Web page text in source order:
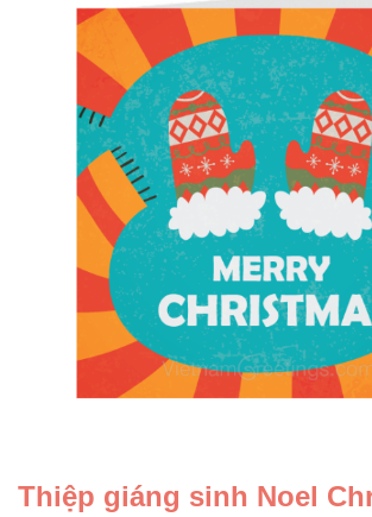
Thiệp giáng sinh Noel